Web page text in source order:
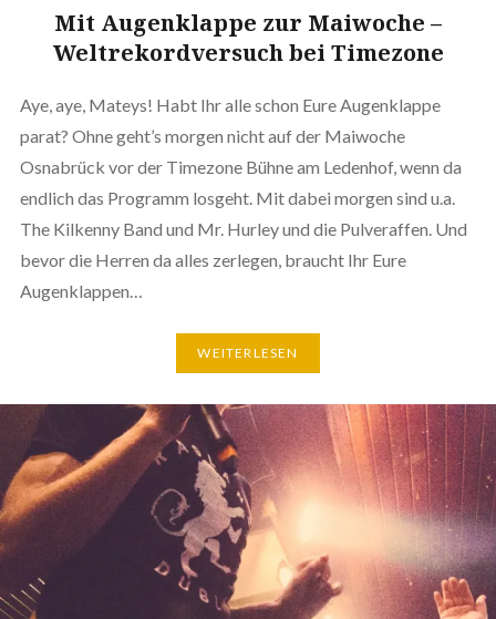
Mit Augenklappe zur Maiwoche –
Weltrekordversuch bei Timezone
Aye, aye, Mateys! Habt Ihr alle schon Eure Augenklappe
parat? Ohne geht’s morgen nicht auf der Maiwoche
Osnabrück vor der Timezone Bühne am Ledenhof, wenn da
endlich das Programm losgeht. Mit dabei morgen sind u.a.
The Kilkenny Band und Mr. Hurley und die Pulveraffen. Und
bevor die Herren da alles zerlegen, braucht Ihr Eure
Augenklappen…
WEITERLESEN